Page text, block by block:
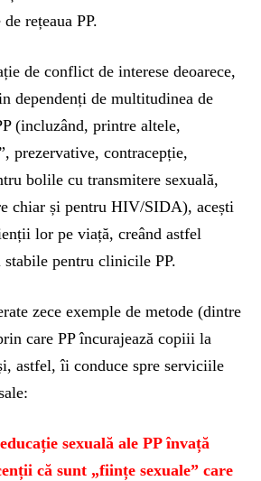
rețeaua PP.
de conflict de interese deoarece,
dependenți de multitudinea de
(incluzând, printre altele,
prezervative, contracepție,
bolile cu transmitere sexuală,
chiar și pentru HIV/SIDA), acești
lor pe viață, creând astfel
pentru clinicile PP.
zece exemple de metode (dintre
care PP încurajează copiii la
astfel, îi conduce spre serviciile
sexuală ale PP învață
că sunt „ființe sexuale” care